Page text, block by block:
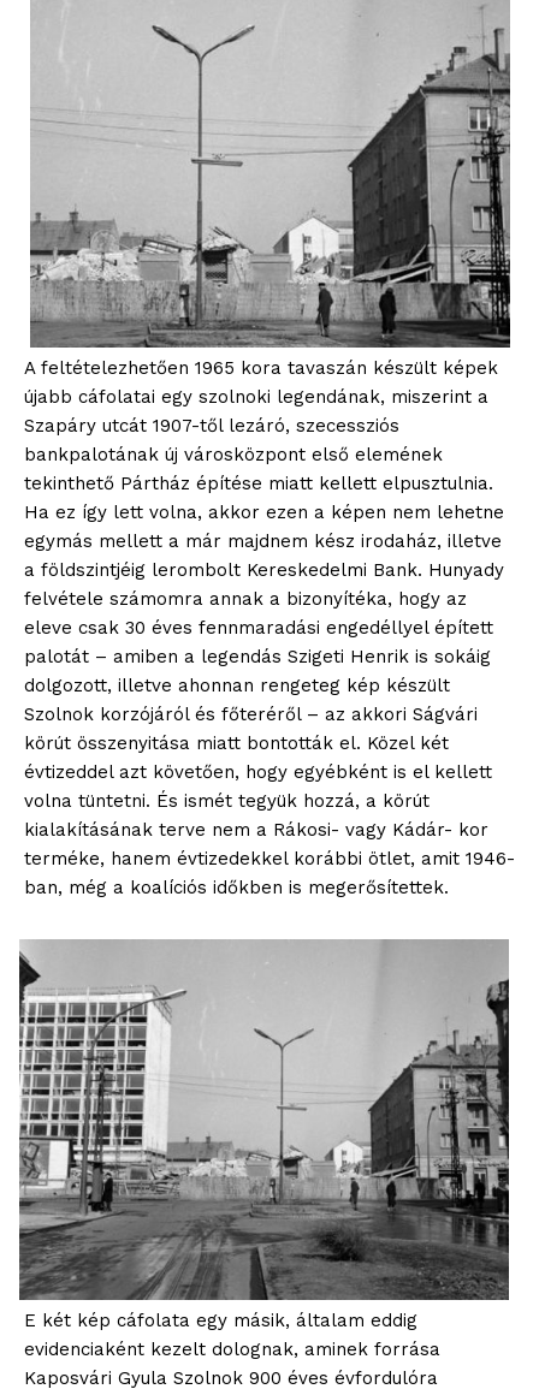
A feltételezhetően 1965 kora tavaszán készült képek
újabb cáfolatai egy szolnoki legendának, miszerint a
Szapáry utcát 1907-től lezáró, szecessziós
bankpalotának új városközpont első elemének
tekinthető Pártház építése miatt kellett elpusztulnia.
Ha ez így lett volna, akkor ezen a képen nem lehetne
egymás mellett a már majdnem kész irodaház, illetve
a földszintjéig lerombolt Kereskedelmi Bank. Hunyady
felvétele számomra annak a bizonyítéka, hogy az
eleve csak 30 éves fennmaradási engedéllyel épített
palotát – amiben a legendás Szigeti Henrik is sokáig
dolgozott, illetve ahonnan rengeteg kép készült
Szolnok korzójáról és főteréről – az akkori Ságvári
körút összenyitása miatt bontották el. Közel két
évtizeddel azt követően, hogy egyébként is el kellett
volna tüntetni. És ismét tegyük hozzá, a körút
kialakításának terve nem a Rákosi- vagy Kádár- kor
terméke, hanem évtizedekkel korábbi ötlet, amit 1946-
ban, még a koalíciós időkben is megerősítettek.
E két kép cáfolata egy másik, általam eddig
evidenciaként kezelt dolognak, aminek forrása
Kaposvári Gyula Szolnok 900 éves évfordulóra